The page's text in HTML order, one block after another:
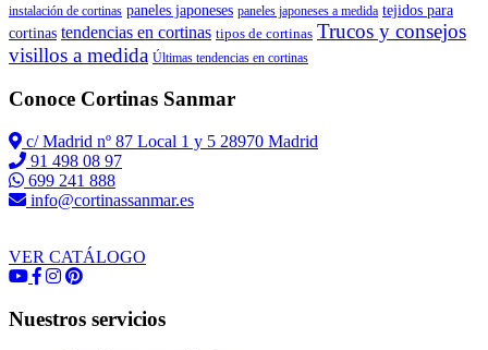
instalación de cortinas paneles japoneses paneles japoneses a medida tejidos para
cortinas tendencias en cortinas tipos de cortinas Trucos y consejos
visillos a medida Últimas tendencias en cortinas
Conoce Cortinas Sanmar
c/ Madrid nº 87 Local 1 y 5 28970 Madrid
91 498 08 97
699 241 888
info@cortinassanmar.es
VER CATÁLOGO
Nuestros servicios